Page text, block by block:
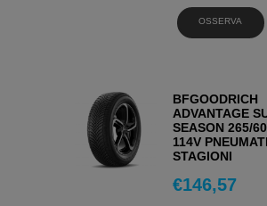
OSSERVA
BFGOODRICH
ADVANTAGE
SEASON 265/
114V
STAGIONI
€146,57